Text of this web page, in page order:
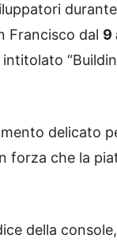
Francisco dal 9
delicato
forza che la
della